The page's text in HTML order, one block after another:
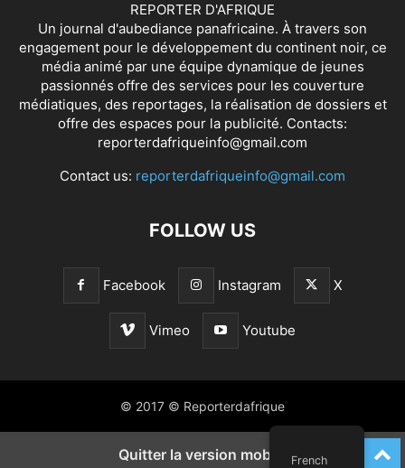
REPORTER D'AFRIQUE
Un journal d'aubediance panafricaine. À travers son
engagement pour le développement du continent noir, ce
média animé par une équipe dynamique de jeunes
passionnés offre des services pour les couverture
médiatiques, des reportages, la réalisation de dossiers et
offre des espaces pour la publicité. Contacts:
reporterdafriqueinfo@gmail.com
Contact us: reporterdafriqueinfo@gmail.com
FOLLOW US
Facebook Instagram X
Vimeo Youtube
© 2017 © Reporterdafrique
French
Quitter la version mobile